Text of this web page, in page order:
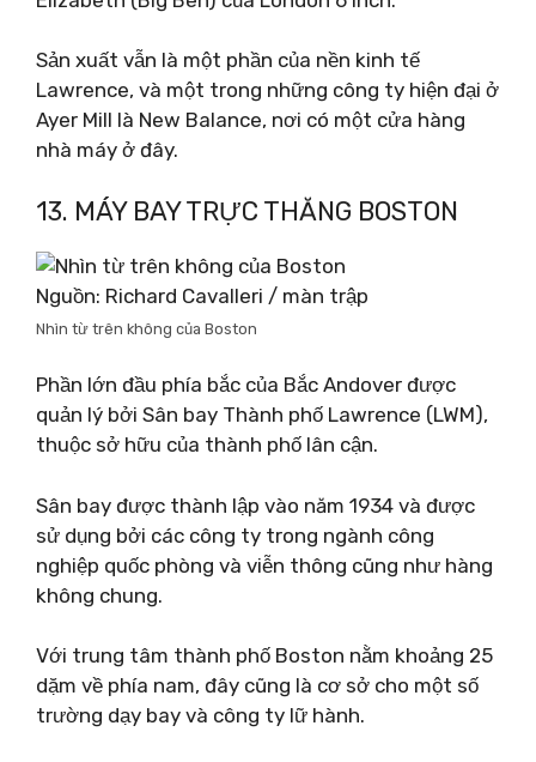
Sản xuất vẫn là một phần của nền kinh tế
Lawrence, và một trong những công ty hiện đại ở
Ayer Mill là New Balance, nơi có một cửa hàng
nhà máy ở đây.
13. MÁY BAY TRỰC THĂNG BOSTON
Nguồn: Richard Cavalleri / màn trập
Nhìn từ trên không của Boston
Phần lớn đầu phía bắc của Bắc Andover được
quản lý bởi Sân bay Thành phố Lawrence (LWM),
thuộc sở hữu của thành phố lân cận.
Sân bay được thành lập vào năm 1934 và được
sử dụng bởi các công ty trong ngành công
nghiệp quốc phòng và viễn thông cũng như hàng
không chung.
Với trung tâm thành phố Boston nằm khoảng 25
dặm về phía nam, đây cũng là cơ sở cho một số
trường dạy bay và công ty lữ hành.